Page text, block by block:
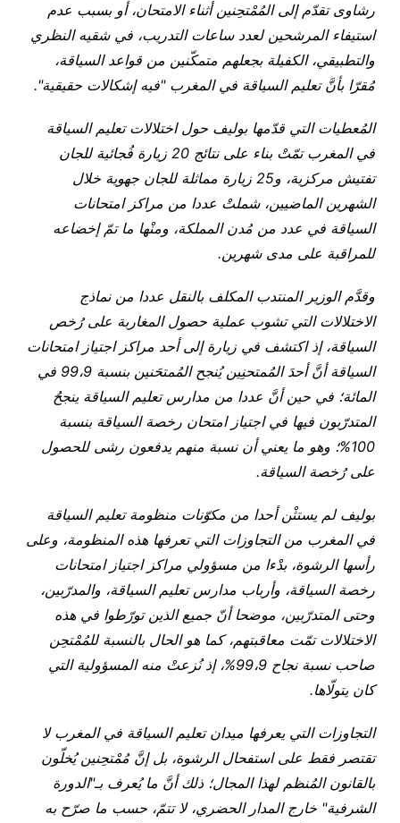
رشاوى تقدّم إلى المُمْتحِنين أثناء الامتحان، أو بسبب عدم
استيفاء المرشحين لعدد ساعات التدريب، في شقيه النظري
والتطبيقي، الكفيلة بجعلهم متمكّنين من قواعد السياقة،
مُقرّا بأنَّ تعليم السياقة في المغرب "فيه إشكالات حقيقية".
المُعطيات التي قدّمها بوليف حول اختلالات تعليم السياقة
في المغرب تمّتْ بناء على نتائج 20 زيارة فُجائية للجان
تفتيش مركزية، و25 زيارة مماثلة للجان جهوية خلال
الشهرين الماضيين، شملتْ عددا من مراكز امتحانات
السياقة في عدد من مُدن المملكة، ومنْها ما تمّ إخضاعه
للمراقبة على مدى شهرين.
وقدَّم الوزير المنتدب المكلف بالنقل عددا من نماذج
الاختلالات التي تشوب عملية حصول المغاربة على رُخص
السياقة، إذ اكتشف في زيارة إلى أحد مراكز اجتياز امتحانات
السياقة أنَّ أحدَ المُمتحنِين يُنجح المُمتحَنين بنسبة 99،9 في
المائة؛ في حين أنَّ عددا من مدارس تعليم السياقة ينجحُ
المتدرّبون فيها في اجتياز امتحان رخصة السياقة بنسبة
100%؛ وهو ما يعني أن نسبة منهم يدفعون رشى للحصول
على رُخصة السياقة.
بوليف لم يستثْن أحدا من مكوّنات منظومة تعليم السياقة
في المغرب من التجاوزات التي تعرفها هذه المنظومة، وعلى
رأسها الرشوة، بدْءا من مسؤولي مراكز اجتياز امتحانات
رخصة السياقة، وأرباب مدارس تعليم السياقة، والمدرّبين،
وحتى المتدرّبين، موضحا أنّ جميع الذين تورّطوا في هذه
الاختلالات تمّت معاقبتهم، كما هو الحال بالنسبة للمُمْتحِن
صاحب نسبة نجاح 99،9%، إذ نُزعتْ منه المسؤولية التي
كان يتولّاها.
التجاوزات التي يعرفها ميدان تعليم السياقة في المغرب لا
تقتصر فقط على استفحال الرشوة، بل إنَّ مُمْتحِنين يُخلّون
بالقانون المُنظم لهذا المجال؛ ذلك أنَّ ما يُعرف بـ"الدورة
الشرفية" خارج المدار الحضري، لا تتمّ، حسب ما صرّح به